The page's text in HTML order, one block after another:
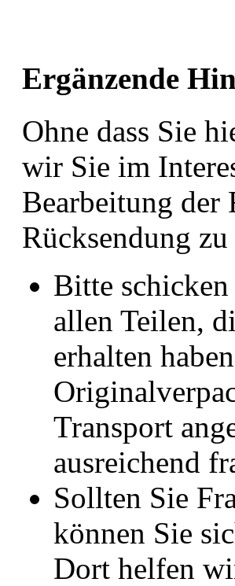
Ergänzende
Ohne dass Sie
wir Sie im
Bearbeitung der
Rücksendung
Bitte
allen Teilen,
erhalten
Transport
ausreichend
Sollten Sie
können Sie
Dort helfen